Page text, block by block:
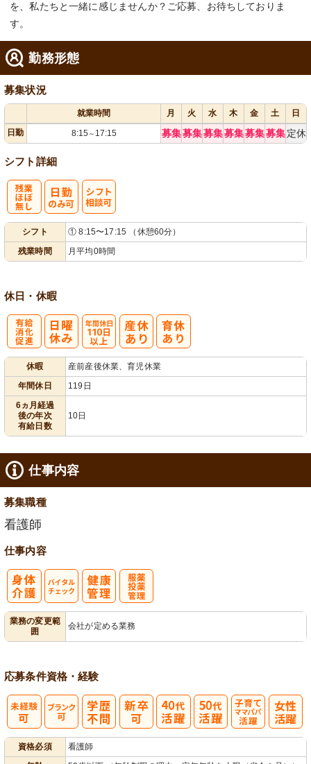
を、私たちと一緒に感じませんか？ご応募、お待ちしておりま
す。
勤務形態
募集状況
就業時間 月 火 水 木 金 土
日
日勤
8:15 ～ 17:15 募集募集募集募集募集募集 定休
シフト詳細
シフト
① 8:15〜17:15 （休憩60分）
残業時間
月平均0時間
休日・休暇
休暇
産前産後休業、育児休業
年間休日
119日
6ヵ月経過
後の年次
有給日数
10日
仕事内容
募集職種
看護師
仕事内容
業務の変更範
囲
会社が定める業務
応募条件資格・経験
資格必須
看護師